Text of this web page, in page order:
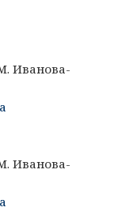
Иванова-
Иванова-